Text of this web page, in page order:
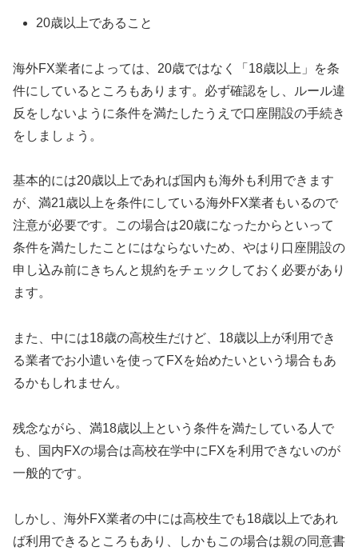
20歳以上であること
海外FX業者によっては、20歳ではなく「18歳以上」を条
件にしているところもあります。必ず確認をし、ルール違
反をしないように条件を満たしたうえで口座開設の手続き
をしましょう。
基本的には20歳以上であれば国内も海外も利用できます
が、満21歳以上を条件にしている海外FX業者もいるので
注意が必要です。この場合は20歳になったからといって
条件を満たしたことにはならないため、やはり口座開設の
申し込み前にきちんと規約をチェックしておく必要があり
ます。
また、中には18歳の高校生だけど、18歳以上が利用でき
る業者でお小遣いを使ってFXを始めたいという場合もあ
るかもしれません。
残念ながら、満18歳以上という条件を満たしている人で
も、国内FXの場合は高校在学中にFXを利用できないのが
一般的です。
しかし、海外FX業者の中には高校生でも18歳以上であれ
ば利用できるところもあり、しかもこの場合は親の同意書